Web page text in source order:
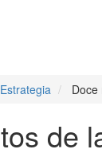
Estrategia Doce
de